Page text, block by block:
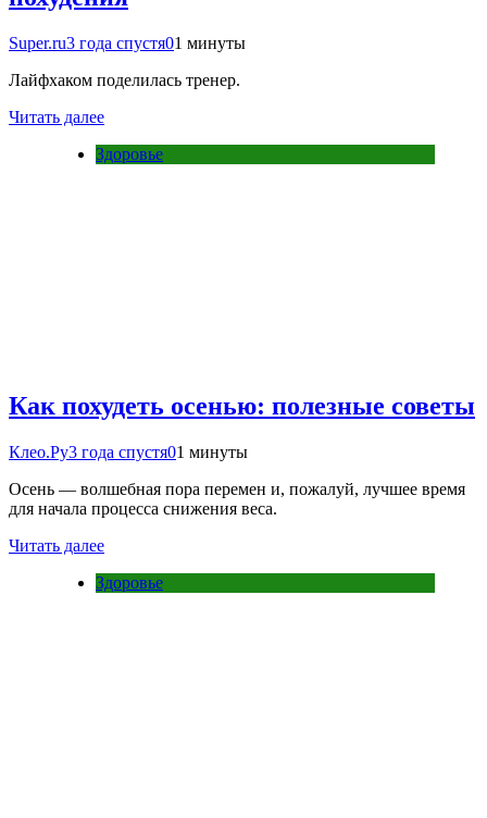
Super.ru3 года спустя01 минуты
Лайфхаком поделилась тренер.
Читать далее
Здоровье
Как похудеть осенью: полезные советы
Клео.Ру3 года спустя01 минуты
Осень — волшебная пора перемен и, пожалуй, лучшее время
для начала процесса снижения веса.
Читать далее
Здоровье